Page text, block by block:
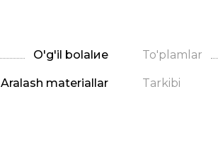
O'g'il bolalие To'plamlar
Aralash materiallar Tarkibi